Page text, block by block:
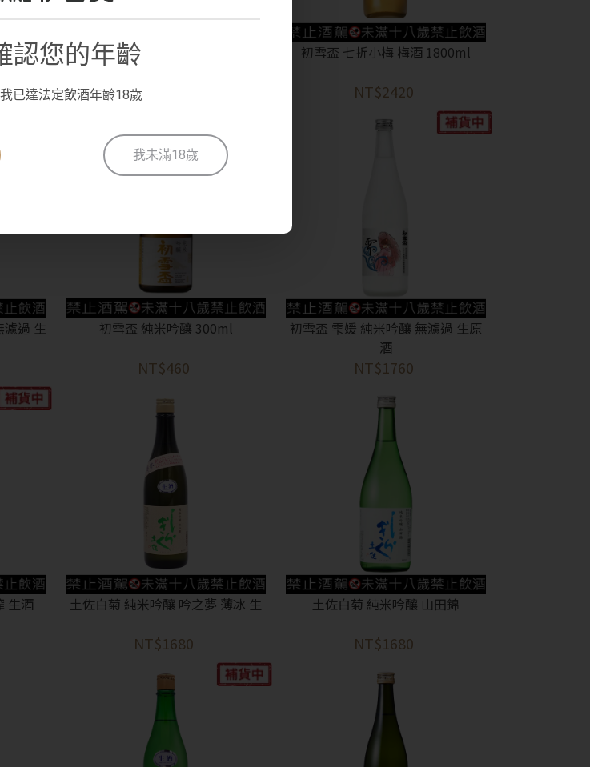
認您的年齡
已達法定飲酒年齡18歲
我未滿18歲
年滿18歲才能瀏覽IYTT網站
回上一頁
銀座之
初雪盃 七折小梅 梅酒 720ml
NT$1280
初雪盃 七折小梅 梅酒 1800ml
NT$2420
濾過 生
初雪盃 純米吟釀 300ml
NT$460
初雪盃 雫媛 純米吟釀 無濾過 生原
酒
NT$1760
生酒 土佐白菊 純米吟釀 吟之夢 薄冰 生
NT$1680
土佐白菊 純米吟釀 山田錦
NT$1680